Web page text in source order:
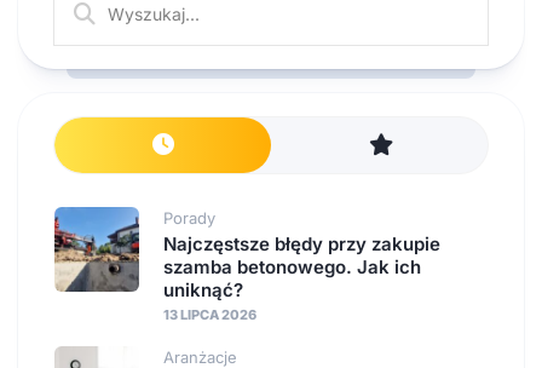
Porady
Najczęstsze błędy przy zakupie
szamba betonowego. Jak ich
uniknąć?
13 LIPCA 2026
Aranżacje